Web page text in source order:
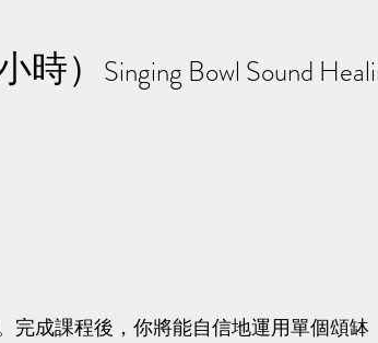
時） Singing Bowl Sound
完成課程後，你將能自信地運用單個頌缽